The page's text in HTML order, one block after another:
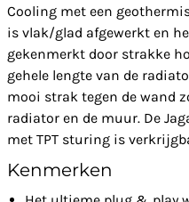
Cooling met een
is vlak/glad afgewerkt en
gekenmerkt door strakke
gehele lengte van de
mooi strak tegen de wand
radiator en de muur. De
met TPT sturing is
Kenmerken